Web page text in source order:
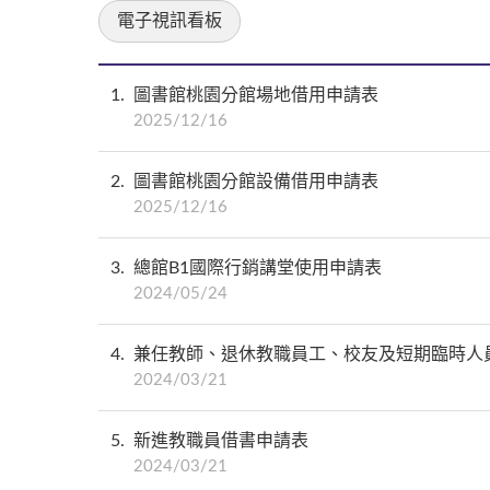
電子視訊看板
1 圖書館桃園分館場地借用申請表
2025/12/16
2 圖書館桃園分館設備借用申請表
2025/12/16
3 總館B1國際行銷講堂使用申請表
2024/05/24
4 兼任教師、退休教職員工、校友及短期臨時人
2024/03/21
5 新進教職員借書申請表
2024/03/21